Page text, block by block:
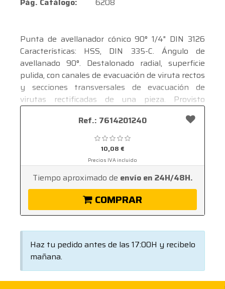
Punta de avellanador cónico 90° 1/4" DIN 3126
Características: HSS, DIN 335-C. Ángulo de
avellanado 90°. Destalonado radial, superficie
pulida, con canales de evacuación de viruta rectos
y secciones transversales de evacuación de
virutas rectificadas de una pieza. Provisto
incidencia para los materiales más usuales.
Aplicación: adecuada para trabajos de avellanado
de engaste y embutición, así como desbarbado
universales en aceros de hasta 850 N/mm² y
aleaciones de aluminio. Junto con las
herramientas de accionamiento
correspondientes, la punta de avellanador
también se puede usar como desbarbador
refrigerante suficiente. Ø nominal12,4 mmØ
mínimo2,8 mmLongitud total35 mmpara tornillos
avellanadosM6MarcaFORMATWGNr.W100
Ver mas ...
Ref.: 7614201240
10,08 €
Precios IVA incluido
Tiempo aproximado de envío en 24H/48H.
COMPRAR
Haz tu pedido antes de las 17:00H y recibelo
mañana.